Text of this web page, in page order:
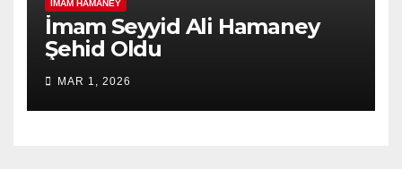
İMAM HAMANEY
İmam Seyyid Ali Hamaney
Şehid Oldu
MAR 1, 2026